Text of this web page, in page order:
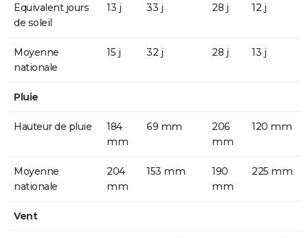
Equivalent jours
de soleil
13 j 33 j 28 j 12 j
Moyenne
nationale
15 j 32 j 28 j 13 j
Pluie
Hauteur de pluie
184
mm
69 mm
206
mm
120 mm
Moyenne
nationale
204
mm
153 mm
190
mm
225 mm
Vent